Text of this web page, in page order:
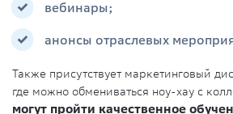
вебинары;
анонсы отраслевых
Также присутствует маркетинговый
где можно обмениваться ноу-хау с
могут пройти качественное